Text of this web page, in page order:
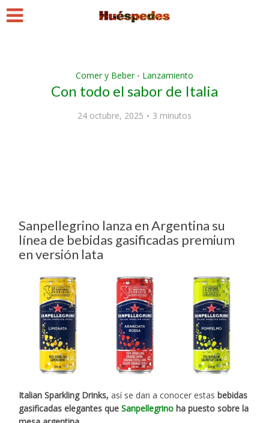
Comer y Beber • Lanzamiento
Con todo el sabor de Italia
24 octubre, 2025 3 minutos
Sanpellegrino lanza en Argentina su
línea de bebidas gasificadas premium
en versión lata
Italian Sparkling Drinks, así se dan a conocer estas bebidas
gasificadas elegantes queSanpellegrino ha puesto sobre la